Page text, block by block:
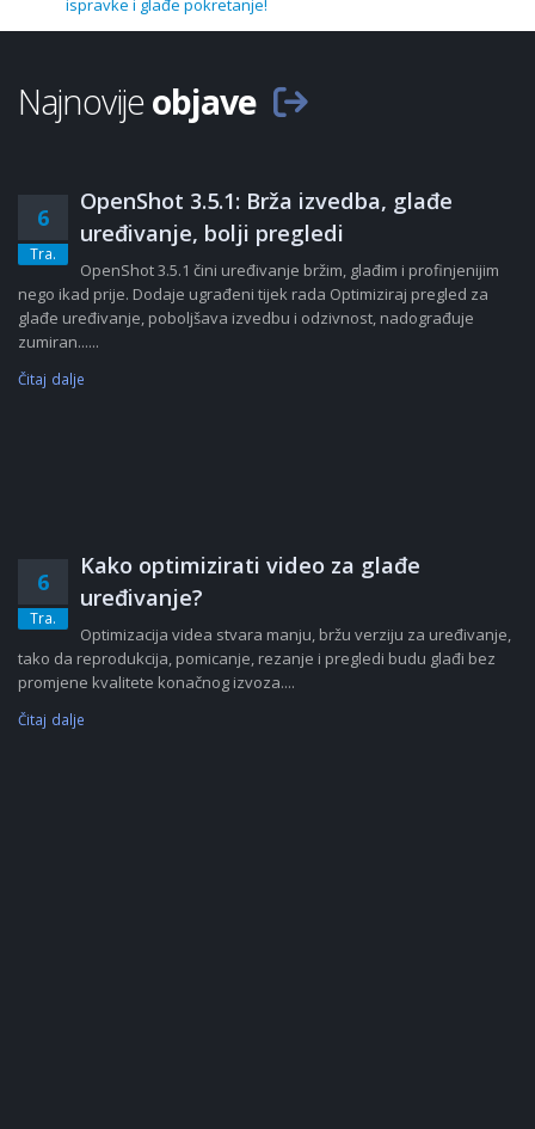
ispravke i glađe pokretanje!
Najnovijeobjave
6
Tra.
OpenShot 3.5.1: Brža izvedba, glađe
uređivanje, bolji pregledi
OpenShot 3.5.1 čini uređivanje bržim, glađim i profinjenijim
nego ikad prije. Dodaje ugrađeni tijek rada Optimiziraj pregled za
glađe uređivanje, poboljšava izvedbu i odzivnost, nadograđuje
zumiran......
Čitaj dalje
6
Tra.
Kako optimizirati video za glađe
uređivanje?
Optimizacija videa stvara manju, bržu verziju za uređivanje,
tako da reprodukcija, pomicanje, rezanje i pregledi budu glađi bez
promjene kvalitete konačnog izvoza....
Čitaj dalje